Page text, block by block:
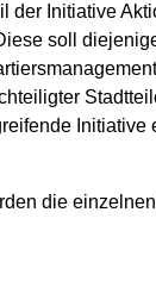
der Initiative
soll
Initiative
die